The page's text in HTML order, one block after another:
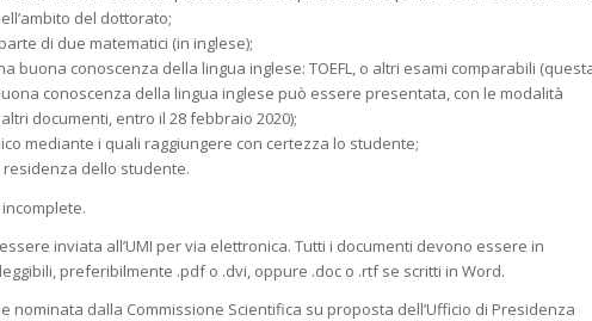
del dottorato;
di due matematici (in inglese);
buona conoscenza della lingua inglese: TOEFL, o altri esami comparabili
conoscenza della lingua inglese può essere presentata, con le modalità
documenti, entro il 28 febbraio 2020);
mediante i quali raggiungere con certezza lo studente;
residenza dello studente.
inviata all’UMI per via elettronica. Tutti i documenti devono essere in
preferibilmente .pdf o .dvi, oppure .doc o .rtf se scritti in Word.
nominata dalla Commissione Scientifica su proposta dell’Ufficio di Presidenza